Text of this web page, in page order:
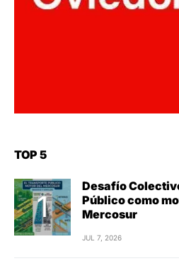
TOP 5
Desafío
Público como
Mercosur
JUL 7, 2026